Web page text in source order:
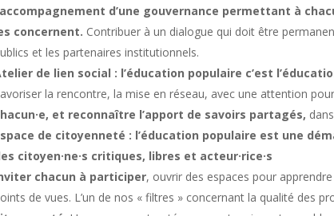
d’une gouvernance permettant à
concernent. Contribuer à un dialogue qui doit être
et les partenaires institutionnels.
de lien social : l’éducation populaire c’est
la rencontre, la mise en réseau, avec une attention
et reconnaître l’apport de savoirs partagés,
de citoyenneté : l’éducation populaire est une
citoyen·ne·s critiques, libres et acteur·rice·s
chacun à participer, ouvrir des espaces pour
de vues. L’un de nos « filtres » concernant la qualité des